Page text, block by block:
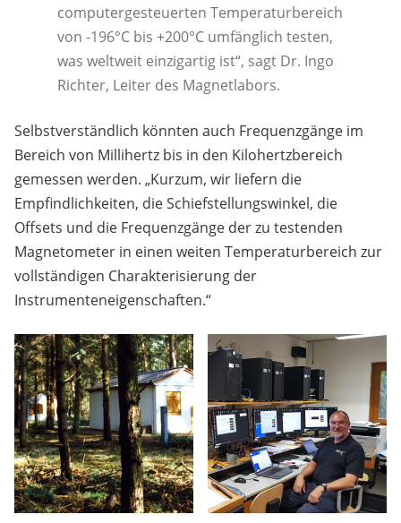
computergesteuerten Temperaturbereich
von -196°C bis +200°C umfänglich testen,
was weltweit einzigartig ist“, sagt Dr. Ingo
Richter, Leiter des Magnetlabors.
Selbstverständlich könnten auch Frequenzgänge im
Bereich von Millihertz bis in den Kilohertzbereich
gemessen werden. „Kurzum, wir liefern die
Empfindlichkeiten, die Schiefstellungswinkel, die
Offsets und die Frequenzgänge der zu testenden
Magnetometer in einen weiten Temperaturbereich zur
vollständigen Charakterisierung der
Instrumenteneigenschaften.“